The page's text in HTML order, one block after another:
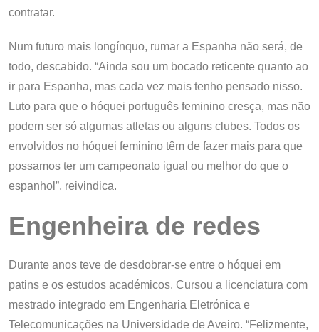
contratar.
Num futuro mais longínquo, rumar a Espanha não será, de
todo, descabido. “Ainda sou um bocado reticente quanto ao
ir para Espanha, mas cada vez mais tenho pensado nisso.
Luto para que o hóquei português feminino cresça, mas não
podem ser só algumas atletas ou alguns clubes. Todos os
envolvidos no hóquei feminino têm de fazer mais para que
possamos ter um campeonato igual ou melhor do que o
espanhol”, reivindica.
Engenheira de redes
Durante anos teve de desdobrar-se entre o hóquei em
patins e os estudos académicos. Cursou a licenciatura com
mestrado integrado em Engenharia Eletrónica e
Telecomunicações na Universidade de Aveiro. “Felizmente,